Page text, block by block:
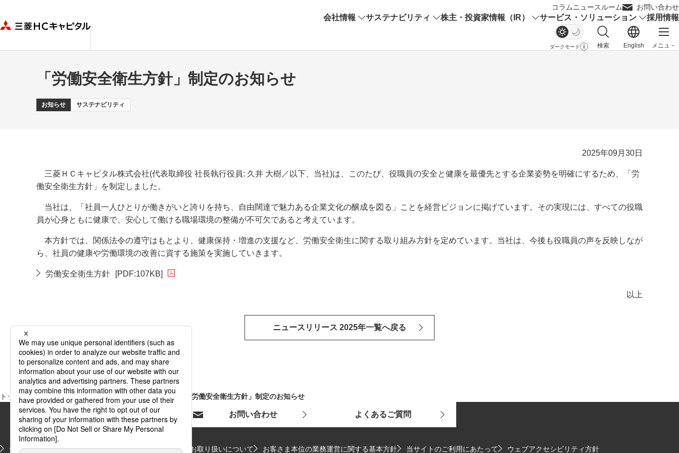
コラムニュースルーム お問い合わせ
会社情報 サステナビリティ 株主・投資家情報（IR） サービス・ソリューション 採用情報
ダークモード
検索
サイト内検索を開く
English
メニュ－
メイ
「労働安全衛生方針」制定のお知らせ
お知らせ サステナビリティ
2025年09月30日
三菱ＨＣキャピタル株式会社(代表取締役 社長執行役員: 久井 大樹／以下、当社)は、このたび、役職員の安全と健康を最優先とする企業姿勢を明確にするため、「労
働安全衛生方針」を制定しました。
当社は、「社員一人ひとりが働きがいと誇りを持ち、自由闊達で魅力ある企業文化の醸成を図る」ことを経営ビジョンに掲げています。その実現には、すべての役職
員が心身ともに健康で、安心して働ける職場環境の整備が不可欠であると考えています。
本方針では、関係法令の遵守はもとより、健康保持・増進の支援など、労働安全衛生に関する取り組み方針を定めています。当社は、今後も役職員の声を反映しなが
ら、社員の健康や労働環境の改善に資する施策を実施していきます。
労働安全衛生方針
[PDF:107KB]
以上
ニュースリリース 2025年一覧へ戻る
トップページ ニュース ニュースリリース 2025年 「労働安全衛生方針」制定のお知らせ
お問い合わせ よくあるご質問
サイトマップ 金融商品販売等の勧誘方針 個人情報のお取り扱いについて お客さま本位の業務運営に関する基本方針 当サイトのご利用にあたって ウェブアクセシビリティ方針